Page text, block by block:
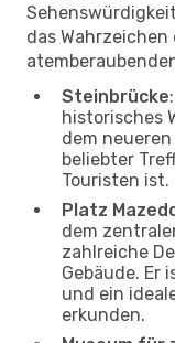
das
Steinbrücke
historisches
dem
beliebter
Touristen ist.
Platz
dem
zahlreiche
Gebäude. Er
und ein
erkunden.